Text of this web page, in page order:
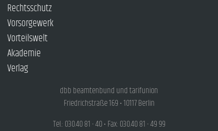
Rechtsschutz
Vorsorgewerk
Vorteilswelt
Akademie
Verlag
dbb beamtenbund und tarifunion
Friedrichstraße 169 • 10117 Berlin
Tel.: 030.40 81 - 40 • Fax: 030.40 81 - 49 99